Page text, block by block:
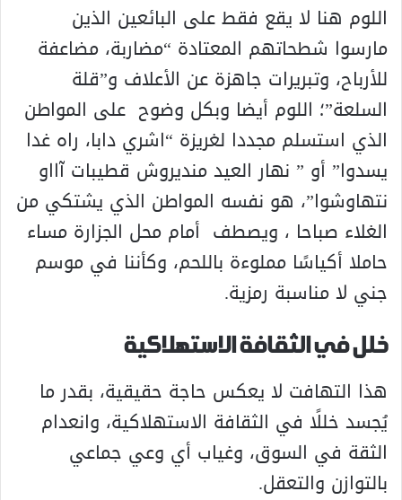
اللوم هنا لا يقع فقط على البائعين الذين
مارسوا شطحاتهم المعتادة “مضاربة، مضاعفة
للأرباح، وتبريرات جاهزة عن الأعلاف و”قلة
السلعة”؛ اللوم أيضا وبكل وضوح على المواطن
الذي استسلم مجددا لغريزة “اشري دابا، راه غدا
يسدوا” أو ” نهار العيد منديروش قطيبات آااو
نتهاوشوا”، هو نفسه المواطن الذي يشتكي من
الغلاء صباحا ، ويصطف أمام محل الجزارة مساء
حاملا أكياسًا مملوءة باللحم، وكأننا في موسم
جني لا مناسبة رمزية.
خلل في الثقافة الاستهلاكية
هذا التهافت لا يعكس حاجة حقيقية، بقدر ما
يُجسد خللًا في الثقافة الاستهلاكية، وانعدام
الثقة في السوق، وغياب أي وعي جماعي
بالتوازن والتعقل.